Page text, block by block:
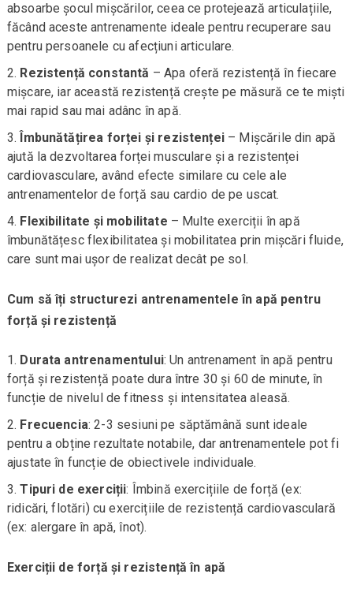
absoarbe șocul mișcărilor, ceea ce protejează articulațiile,
făcând aceste antrenamente ideale pentru recuperare sau
pentru persoanele cu afecțiuni articulare.
Rezistență constantă – Apa oferă rezistență în fiecare
mișcare, iar această rezistență crește pe măsură ce te miști
mai rapid sau mai adânc în apă.
Îmbunătățirea forței și rezistenței– Mișcările din apă
ajută la dezvoltarea forței musculare și a rezistenței
cardiovasculare, având efecte similare cu cele ale
antrenamentelor de forță sau cardio de pe uscat.
Flexibilitate și mobilitate – Multe exerciții în apă
îmbunătățesc flexibilitatea și mobilitatea prin mișcări fluide,
care sunt mai ușor de realizat decât pe sol.
Cum să îți structurezi antrenamentele în apă pentru
forță și rezistență
Durata antrenamentului: Un antrenament în apă pentru
forță și rezistență poate dura între 30 și 60 de minute, în
funcție de nivelul de fitness și intensitatea aleasă.
Frecuencia: 2-3 sesiuni pe săptămână sunt ideale
pentru a obține rezultate notabile, dar antrenamentele pot fi
ajustate în funcție de obiectivele individuale.
Tipuri de exerciții: Îmbină exercițiile de forță (ex:
ridicări, flotări) cu exercițiile de rezistență cardiovasculară
(ex: alergare în apă, înot).
Exerciții de forță și rezistență în apă